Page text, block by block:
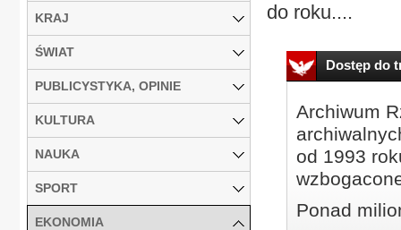
do roku....
Dostęp do
Archiwum
od 1993
Ponad
KRAJ
ŚWIAT
PUBLICYSTYKA, OPINIE
KULTURA
NAUKA
SPORT
EKONOMIA